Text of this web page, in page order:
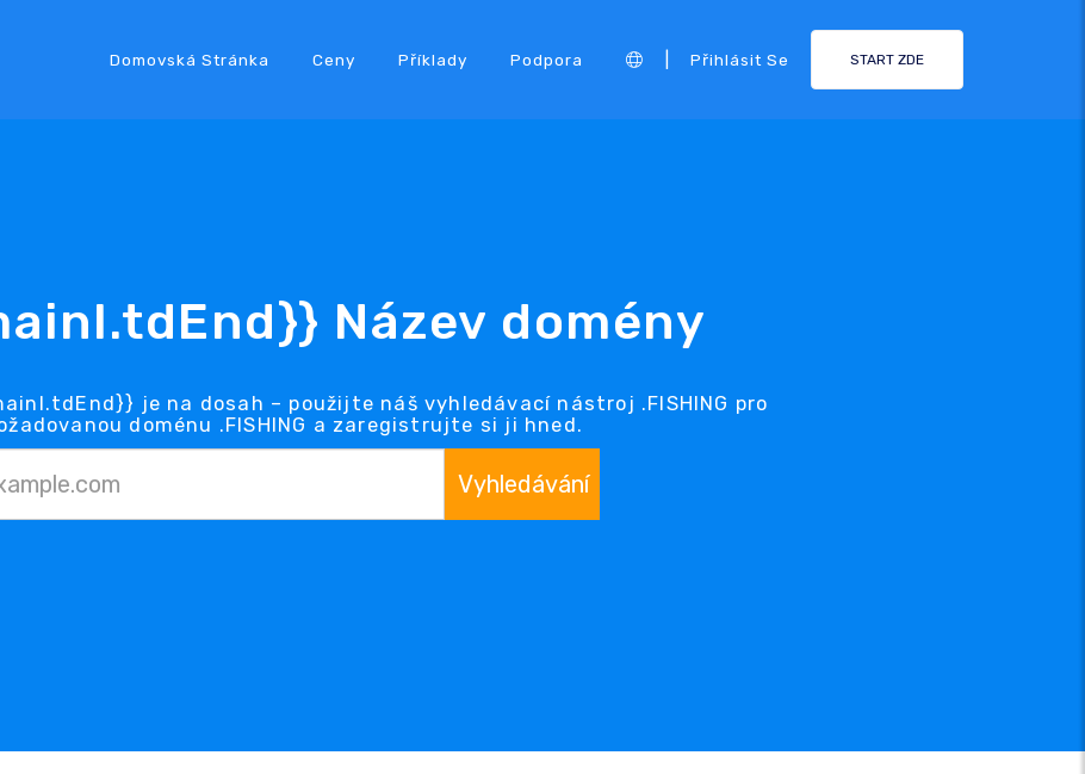
Domovská Stránka Ceny Příklady Podpora Přihlásit Se START ZDE
Název domény
je na dosah – použijte náš vyhledávací nástroj .FISHING pro
doménu .FISHING a zaregistrujte si ji hned.
Vyhledávání